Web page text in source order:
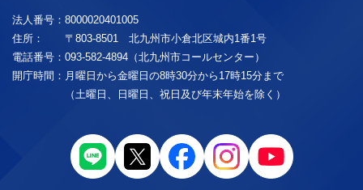
法人番号： 8000020401005
住所：
〒803-8501 北九州市小倉北区城内1番1号
電話番号： 093-582-4894（北九州市コールセンター）
開庁時間： 月曜日から金曜日の8時30分から17時15分まで
（土曜日、日曜日、祝日及び年末年始を除く）